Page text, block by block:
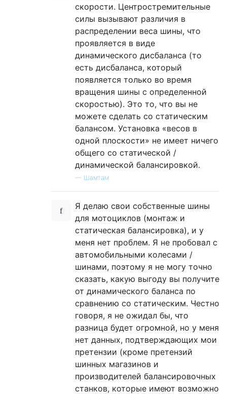
скорости. Центростремительные
силы вызывают различия в
распределении веса шины, что
проявляется в виде
динамического дисбаланса (то
есть дисбаланса, который
появляется только во время
вращения шины с определенной
скоростью). Это то, что вы не
можете сделать со статическим
балансом. Установка «весов в
одной плоскости» не имеет ничего
общего со статической /
динамической балансировкой.
— Шамтам
Я делаю свои собственные шины
для мотоциклов (монтаж и
статическая балансировка), и у
меня нет проблем. Я не пробовал с
автомобильными колесами /
шинами, поэтому я не могу точно
сказать, какую выгоду вы получите
от динамического баланса по
сравнению со статическим. Честно
говоря, я не ожидал бы, что
разница будет огромной, но у меня
нет данных, подтверждающих мои
претензии (кроме претензий
шинных магазинов и
производителей балансировочных
станков, которые имеют возможно